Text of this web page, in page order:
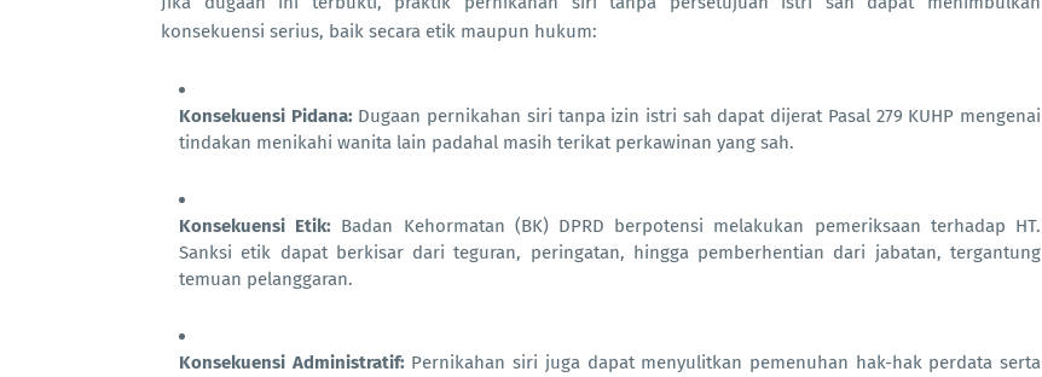
konsekuensi serius, baik secara etik maupun hukum:
Konsekuensi Pidana: Dugaan pernikahan siri tanpa izin istri sah dapat dijerat Pasal 279 KUHP mengenai
tindakan menikahi wanita lain padahal masih terikat perkawinan yang sah.
Konsekuensi Etik: Badan Kehormatan (BK) DPRD berpotensi melakukan pemeriksaan terhadap HT.
Sanksi etik dapat berkisar dari teguran, peringatan, hingga pemberhentian dari jabatan, tergantung
temuan pelanggaran.
Konsekuensi Administratif: Pernikahan siri juga dapat menyulitkan pemenuhan hak-hak perdata serta